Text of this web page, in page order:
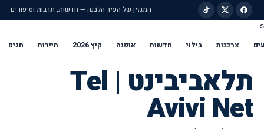
המגזין של העיר הלבנה — חדשות, תרבות וסיפורים
s
צרכנות בילוי חדשות אופנה קיץ 2026 תיירות חגים
תלאביבינט | Tel
Avivi Net